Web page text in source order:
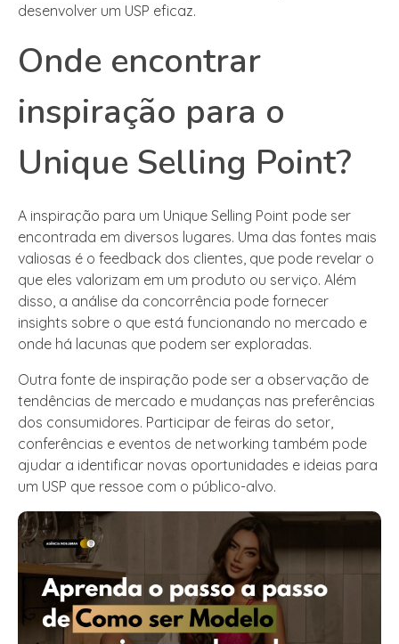
desenvolver um USP eficaz.
Onde encontrar
inspiração para o
Unique Selling Point?
A inspiração para um Unique Selling Point pode ser
encontrada em diversos lugares. Uma das fontes mais
valiosas é o feedback dos clientes, que pode revelar o
que eles valorizam em um produto ou serviço. Além
disso, a análise da concorrência pode fornecer
insights sobre o que está funcionando no mercado e
onde há lacunas que podem ser exploradas.
Outra fonte de inspiração pode ser a observação de
tendências de mercado e mudanças nas preferências
dos consumidores. Participar de feiras do setor,
conferências e eventos de networking também pode
ajudar a identificar novas oportunidades e ideias para
um USP que ressoe com o público-alvo.